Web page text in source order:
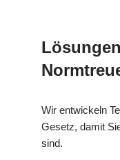
Wir entwickeln
Gesetz, damit
sind.